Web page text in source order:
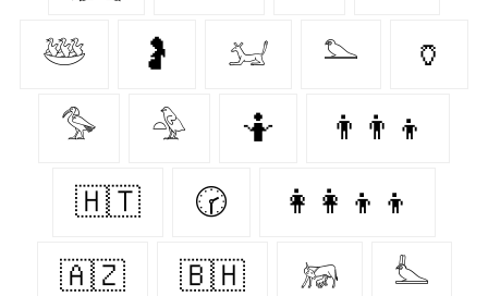
𓅸 🤰 𓃫 𓅌 🏺
𓅜 𓅲 🤷‍ 👨‍👨‍👦
🇭🇹 🕝 👩‍👩‍👦‍👦
🇦🇿 🇧🇭 𓃖 𓅏